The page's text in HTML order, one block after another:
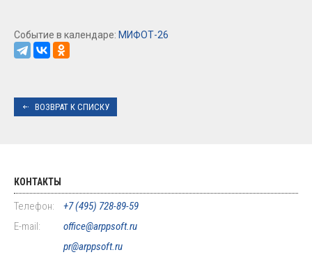
Событие в календаре: МИФОТ-26
ВОЗВРАТ К СПИСКУ
КОНТАКТЫ
Телефон:
+7 (495) 728-89-59
E-mail:
office@arppsoft.ru
pr@arppsoft.ru